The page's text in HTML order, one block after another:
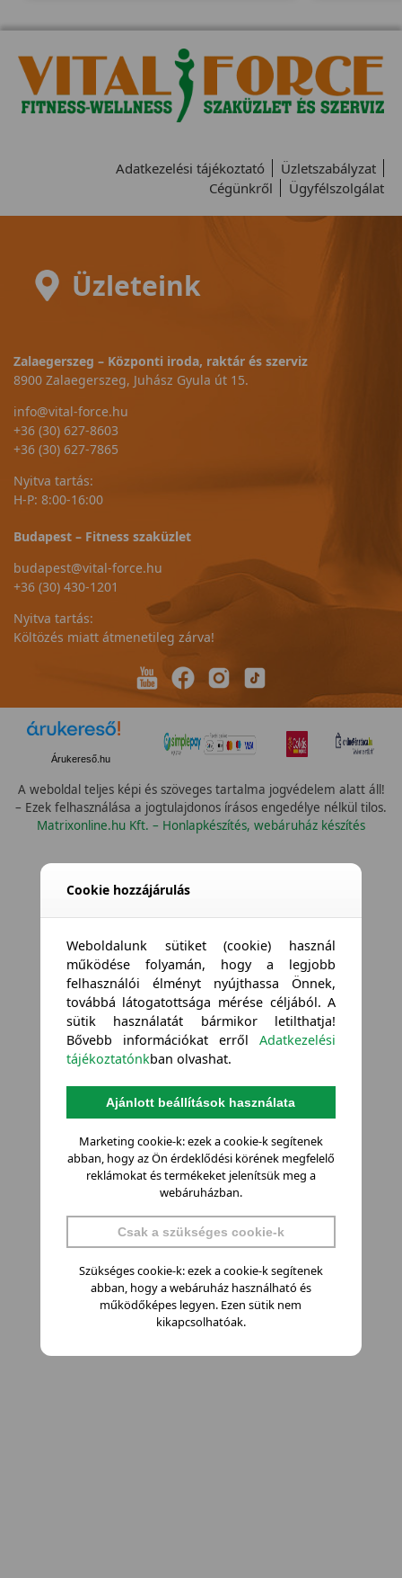
Adatkezelési tájékoztató
Üzletszabályzat
Cégünkről
Ügyfélszolgálat
Üzleteink
Zalaegerszeg – Központi iroda, raktár és szerviz
8900 Zalaegerszeg, Juhász Gyula út 15.
info@vital-force.hu
+36 (30) 627-8603
+36 (30) 627-7865
Nyitva tartás:
H-P: 8:00-16:00
Budapest – Fitness szaküzlet
budapest@vital-force.hu
+36 (30) 430-1201
Nyitva tartás:
Költözés miatt átmenetileg zárva!
Árukereső.hu
A weboldal teljes képi és szöveges tartalma jogvédelem alatt áll!
– Ezek felhasználása a jogtulajdonos írásos engedélye nélkül tilos.
Matrixonline.hu Kft. – Honlapkészítés, webáruház készítés
Cookie hozzájárulás
Weboldalunk sütiket (cookie) használ
működése folyamán, hogy a legjobb
felhasználói élményt nyújthassa Önnek,
továbbá látogatottsága mérése céljából. A
sütik használatát bármikor letilthatja!
Bővebb információkat errőlAdatkezelési
tájékoztatónkban olvashat.
Ajánlott beállítások használata
Marketing cookie-k: ezek a cookie-k segítenek
abban, hogy az Ön érdeklődési körének megfelelő
reklámokat és termékeket jelenítsük meg a
webáruházban.
Csak a szükséges cookie-k
Szükséges cookie-k: ezek a cookie-k segítenek
abban, hogy a webáruház használható és
működőképes legyen. Ezen sütik nem
kikapcsolhatóak.